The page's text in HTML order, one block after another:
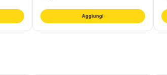
Aggiungi